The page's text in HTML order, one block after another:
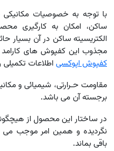
با توجه به خصوصیات مکانیکی
ساکن، امکان به کارگیری
الکتریسیته ساکن در آن بسیار
مجذوب این کفپوش های کارامد
کفپوش اپوکسیاطلاعات تکمیلی
مقاومت حـرارتی، شیمیائی و
برجسته آن می باشد.
در ساختار این محصول از
نگردیده و همین امر موجب
باقی بماند.